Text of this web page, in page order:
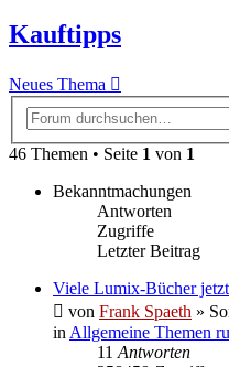
Kauftipps
Neues Thema
46 Themen • Seite 1 von 1
Bekanntmachungen
Antworten
Zugriffe
Letzter Beitrag
Viele Lumix-Bücher
von Frank Spaeth »
in Allgemeine Themen
11 Antworten